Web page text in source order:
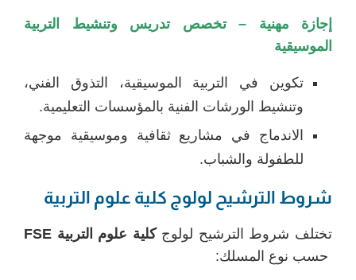
إجازة مهنية – تخصص تدريس وتنشيط التربية
الموسيقية
تكوين في التربية الموسيقية، التذوق الفني،
وتنشيط الورشات الفنية بالمؤسسات التعليمية.
الاندماج في مشاريع ثقافية وموسيقية موجهة
للطفولة والشباب.
شروط الترشيح لولوج كلية علوم التربية
تختلف شروط الترشيح لولوجكلية علوم التربية FSE
حسب نوع المسلك: